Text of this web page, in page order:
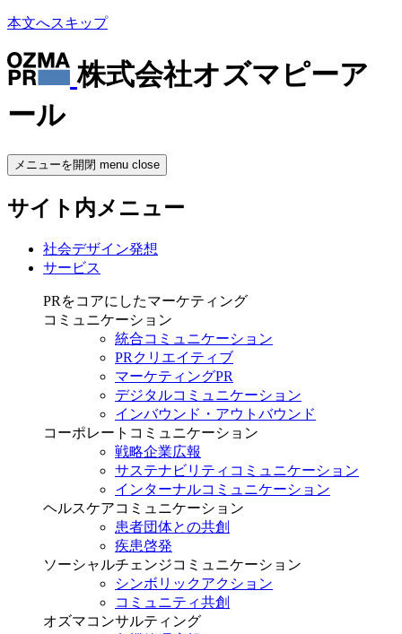
本文へスキップ
株式会社オズマピーア
ール
メニューを開閉 menu close
サイト内メニュー
社会デザイン発想
サービス
PRをコアにしたマーケティング
コミュニケーション
統合コミュニケーション
PRクリエイティブ
マーケティングPR
デジタルコミュニケーション
インバウンド・アウトバウンド
コーポレートコミュニケーション
戦略企業広報
サステナビリティコミュニケーション
インターナルコミュニケーション
ヘルスケアコミュニケーション
患者団体との共創
疾患啓発
ソーシャルチェンジコミュニケーション
シンボリックアクション
コミュニティ共創
オズマコンサルティング